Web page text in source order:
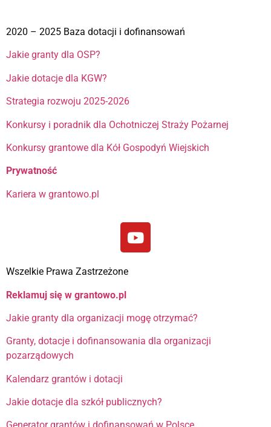
2020 – 2025 Baza dotacji i dofinansowań
Jakie granty dla OSP?
Jakie dotacje dla KGW?
Strategia rozwoju 2025-2026
Konkursy i poradnik dla Ochotniczej Straży Pożarnej
Konkursy grantowe dla Kół Gospodyń Wiejskich
Prywatność
Kariera w grantowo.pl
Wszelkie Prawa Zastrzeżone
Reklamuj się w grantowo.pl
Jakie granty dla organizacji mogę otrzymać?
Granty, dotacje i dofinansowania dla organizacji
pozarządowych
Kalendarz grantów i dotacji
Jakie dotacje dla szkół publicznych?